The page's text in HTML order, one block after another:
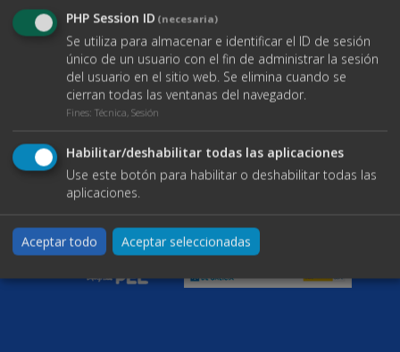
Blog
Servicios
Contacto
Documentos
Aviso legal
Política de Cookies
PHP Session ID (necesaria)
Se utiliza para almacenar e identificar el ID de sesión
único de un usuario con el fin de administrar la sesión
del usuario en el sitio web. Se elimina cuando se
cierran todas las ventanas del navegador.
Fines: Técnica, Sesión
Habilitar/deshabilitar todas las aplicaciones
Use este botón para habilitar o deshabilitar todas las
aplicaciones.
Aceptar todo Aceptar seleccionadas